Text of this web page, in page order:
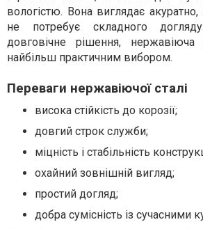
вологістю. Вона виглядає
не потребує складного
довговічне рішення,
найбільш практичним вибором.
Переваги нержавіючої сталі
висока стійкість до корозії;
довгий строк служби;
міцність і стабільність
охайний зовнішній вигляд;
простий догляд;
добра сумісність із сучасними